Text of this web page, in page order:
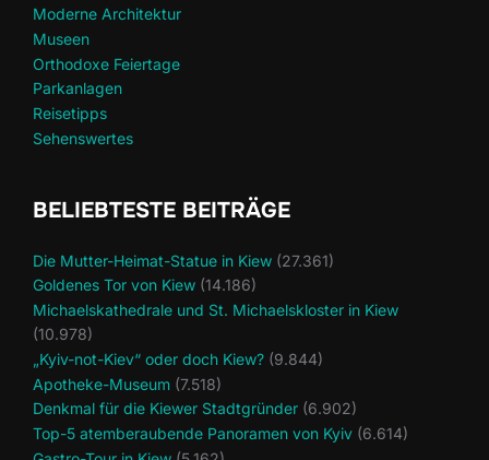
Moderne Architektur
Museen
Orthodoxe Feiertage
Parkanlagen
Reisetipps
Sehenswertes
BELIEBTESTE BEITRÄGE
Die Mutter-Heimat-Statue in Kiew (27.361)
Goldenes Tor von Kiew (14.186)
Michaelskathedrale und St. Michaelskloster in Kiew
(10.978)
„Kyiv-not-Kiev“ oder doch Kiew? (9.844)
Apotheke-Museum (7.518)
Denkmal für die Kiewer Stadtgründer (6.902)
Top-5 atemberaubende Panoramen von Kyiv (6.614)